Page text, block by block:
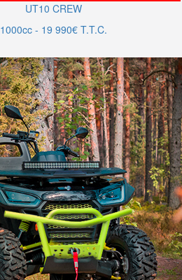
UT10 CREW
1000cc - 19 990€ T.T.C.